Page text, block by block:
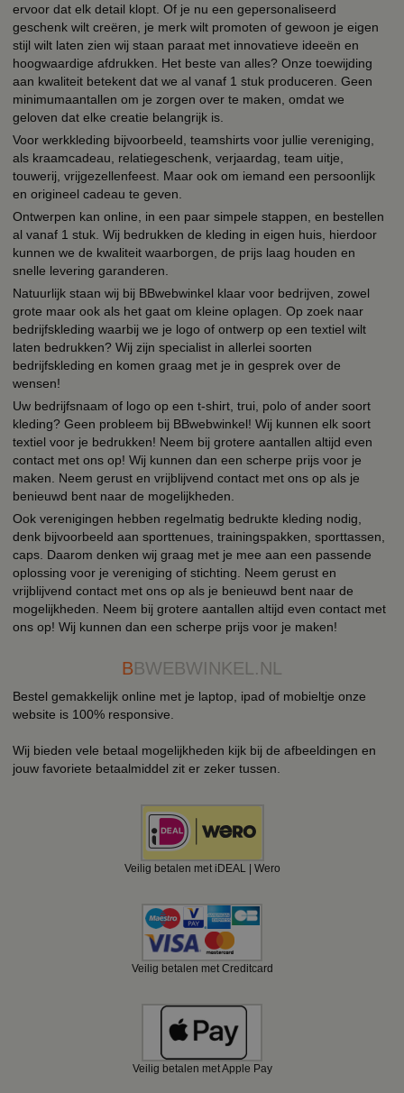
ervoor dat elk detail klopt. Of je nu een gepersonaliseerd
geschenk wilt creëren, je merk wilt promoten of gewoon je eigen
stijl wilt laten zien wij staan paraat met innovatieve ideeën en
hoogwaardige afdrukken. Het beste van alles? Onze toewijding
aan kwaliteit betekent dat we al vanaf 1 stuk produceren. Geen
minimumaantallen om je zorgen over te maken, omdat we
geloven dat elke creatie belangrijk is.
Voor werkkleding bijvoorbeeld, teamshirts voor jullie vereniging,
als kraamcadeau, relatiegeschenk, verjaardag, team uitje,
touwerij, vrijgezellenfeest. Maar ook om iemand een persoonlijk
en origineel cadeau te geven.
Ontwerpen kan online, in een paar simpele stappen, en bestellen
al vanaf 1 stuk. Wij bedrukken de kleding in eigen huis, hierdoor
kunnen we de kwaliteit waarborgen, de prijs laag houden en
snelle levering garanderen.
Natuurlijk staan wij bij BBwebwinkel klaar voor bedrijven, zowel
grote maar ook als het gaat om kleine oplagen. Op zoek naar
bedrijfskleding waarbij we je logo of ontwerp op een textiel wilt
laten bedrukken? Wij zijn specialist in allerlei soorten
bedrijfskleding en komen graag met je in gesprek over de
wensen!
Uw bedrijfsnaam of logo op een t-shirt, trui, polo of ander soort
kleding? Geen probleem bij BBwebwinkel! Wij kunnen elk soort
textiel voor je bedrukken! Neem bij grotere aantallen altijd even
contact met ons op! Wij kunnen dan een scherpe prijs voor je
maken. Neem gerust en vrijblijvend contact met ons op als je
benieuwd bent naar de mogelijkheden.
Ook verenigingen hebben regelmatig bedrukte kleding nodig,
denk bijvoorbeeld aan sporttenues, trainingspakken, sporttassen,
caps. Daarom denken wij graag met je mee aan een passende
oplossing voor je vereniging of stichting. Neem gerust en
vrijblijvend contact met ons op als je benieuwd bent naar de
mogelijkheden. Neem bij grotere aantallen altijd even contact met
ons op! Wij kunnen dan een scherpe prijs voor je maken!
BBWEBWINKEL.NL
Bestel gemakkelijk online met je laptop, ipad of mobieltje onze
website is 100% responsive.
Wij bieden vele betaal mogelijkheden kijk bij de afbeeldingen en
jouw favoriete betaalmiddel zit er zeker tussen.
Veilig betalen met iDEAL | Wero
Veilig betalen met Creditcard
Veilig betalen met Apple Pay